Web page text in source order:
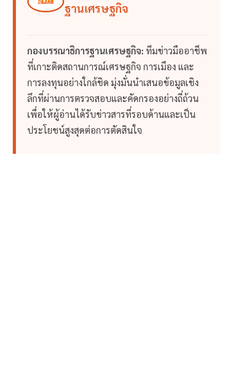
ฐานเศรษฐกิจ
กองบรรณาธิการฐานเศรษฐกิจ: ทีมข่าวมืออาชีพ
ที่เกาะติดสถานการณ์เศรษฐกิจ การเมือง และ
การลงทุนอย่างใกล้ชิด มุ่งมั่นนำเสนอข้อมูลเชิง
ลึกที่ผ่านการตรวจสอบและคัดกรองอย่างถี่ถ้วน
เพื่อให้ผู้อ่านได้รับข่าวสารที่รอบด้านและเป็น
ประโยชน์สูงสุดต่อการตัดสินใจ